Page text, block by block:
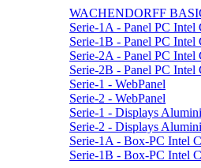
WACHENDORFF
Serie-1A - Panel PC Intel
Serie-1B - Panel PC Intel
Serie-2A - Panel PC Intel
Serie-2B - Panel PC Intel
Serie-1 - WebPanel
Serie-2 - WebPanel
Serie-1 - Displays
Serie-2 - Displays
Serie-1A - Box-PC Intel
Serie-1B - Box-PC Intel